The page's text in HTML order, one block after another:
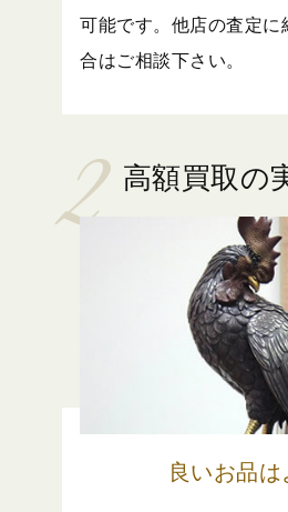
可能です。他店の査定に
合はご相談下さい。
高額買取の
良いお品は